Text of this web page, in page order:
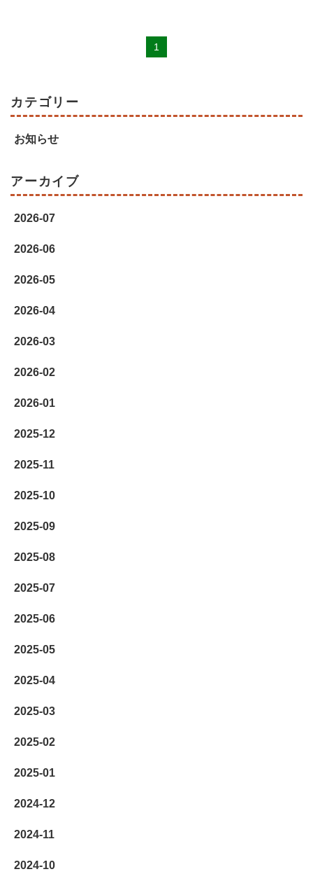
1
カテゴリー
お知らせ
アーカイブ
2026-07
2026-06
2026-05
2026-04
2026-03
2026-02
2026-01
2025-12
2025-11
2025-10
2025-09
2025-08
2025-07
2025-06
2025-05
2025-04
2025-03
2025-02
2025-01
2024-12
2024-11
2024-10